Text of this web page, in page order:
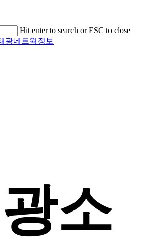
Hit enter to search or ESC to close
광소